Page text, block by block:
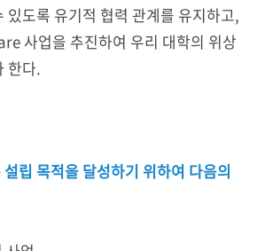
있도록 유기적 협력 관계를 유지하고,
사업을 추진하여 우리 대학의 위상
한다.
립 목적을 달성하기 위하여 다음의